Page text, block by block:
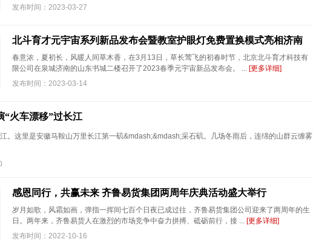
发布时间：2023-03-27
北斗育才元宇宙系列新品发布会暨教室护眼灯免费置换模式亮相济南
春意浓，夏初长，风暖人间草木香，在3月13日，草长莺飞的初春时节，北京北斗育才科技有
限公司在泉城济南的山东书城二楼召开了2023春季元宇宙新品发布会。 ... [更多详细]
发布时间：2023-03-14
“火车漂移”过长江
。这里是安徽马鞍山万里长江第一矶&mdash;&mdash;采石矶。几场冬雨后，连绵的山群云缠雾
感恩同行，共赢未来 齐鲁易货集团两周年庆典活动盛大举行
岁月如歌，风霜如画，弹指一挥间七百个日夜已成过往，齐鲁易货集团公司迎来了两周年的生
日。两年来，齐鲁易货人在激烈的市场竞争中奋力拼搏、砥砺前行，接 ... [更多详细]
发布时间：2022-10-16